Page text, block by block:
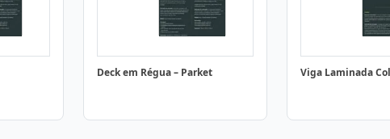
Deck em Régua – Parket Viga Laminada